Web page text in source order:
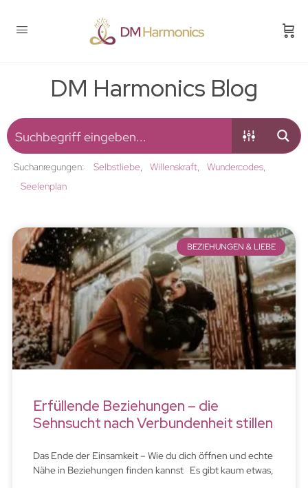
DM Harmonics Blog
Suchanregungen: Selbstliebe Willenskraft
Wundercodes
Seelenplan
BEZIEHUNGEN & LIEBE
Erfüllende Beziehungen – die
Sehnsucht nach Verbundenheit stillen
Das Ende der Einsamkeit – Wie du dich öffnen und echte
Nähe in Beziehungen finden kannst Es gibt kaum etwas,